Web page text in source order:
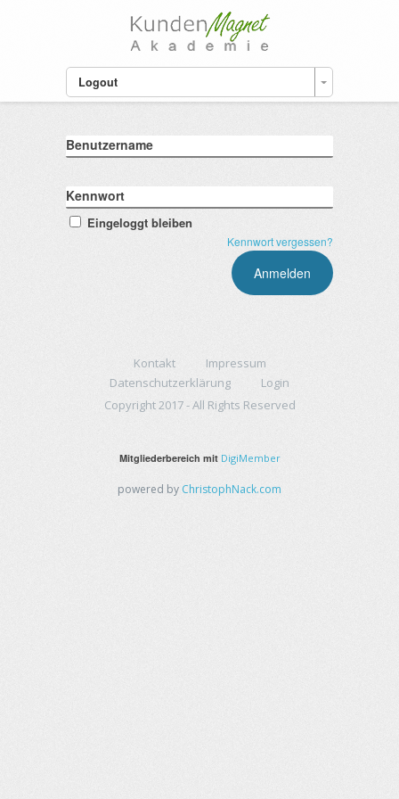
Logout
Benutzername
Kennwort
Eingeloggt bleiben
Kennwort vergessen?
Kontakt
Impressum
Datenschutzerklärung
Login
Copyright 2017 - All Rights Reserved
Mitgliederbereich mit DigiMember
powered by ChristophNack.com